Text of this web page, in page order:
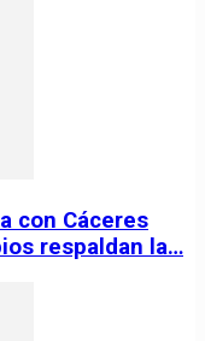
con Cáceres
respaldan la…